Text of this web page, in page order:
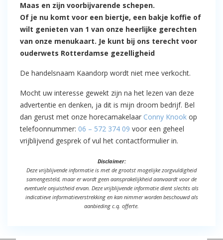
Maas en zijn voorbijvarende schepen.
Of je nu komt voor een biertje, een bakje koffie of
wilt genieten van 1 van onze heerlijke gerechten
van onze menukaart. Je kunt bij ons terecht voor
ouderwets Rotterdamse gezelligheid
De handelsnaam Kaandorp wordt niet mee verkocht.
Mocht uw interesse gewekt zijn na het lezen van deze
advertentie en denken, ja dit is mijn droom bedrijf. Bel
dan gerust met onze horecamakelaar Conny Knook op
telefoonnummer: 06 – 572 374 09 voor een geheel
vrijblijvend gesprek of vul het contactformulier in.
Disclaimer:
Deze vrijblijvende informatie is met de grootst mogelijke zorgvuldigheid
samengesteld, maar er wordt geen aansprakelijkheid aanvaardt voor de
eventuele onjuistheid ervan. Deze vrijblijvende informatie dient slechts als
indicatieve informatieverstrekking en kan nimmer worden beschouwd als
aanbieding c.q. offerte.